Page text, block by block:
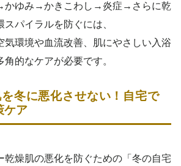
かゆみ→かきこわし→炎症→さらに乾
パイラルを防ぐには、
気環境や血流改善、肌にやさしい入浴
的なケアが必要です。
冬に悪化させない！自宅で
ケア
乾燥肌の悪化を防ぐための「冬の自宅